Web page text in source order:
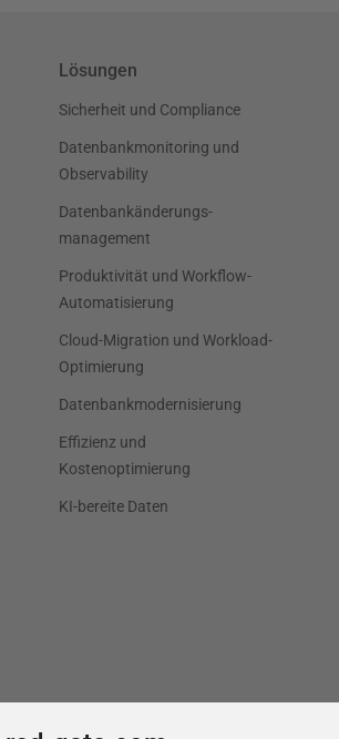
Lösungen
Sicherheit und Compliance
Datenbankmonitoring und
Observability
Datenbankänderungs-
management
Produktivität und Workflow-
Automatisierung
Cloud-Migration und Workload-
Optimierung
Datenbankmodernisierung
Effizienz und
Kostenoptimierung
KI-bereite Daten